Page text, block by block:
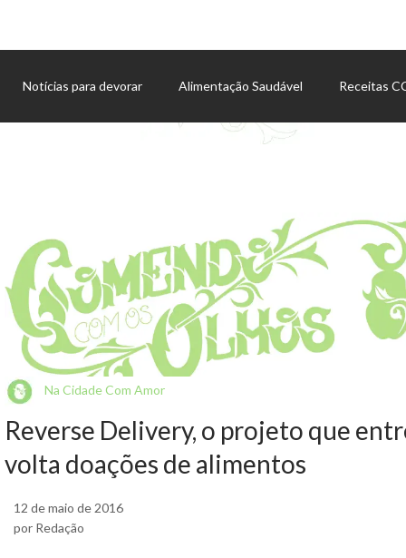
Notícias para devorar Alimentação Saudável Receitas
Na Cidade Com Amor
Reverse Delivery, o projeto que
volta doações de alimentos
12 de maio de 2016
por Redação